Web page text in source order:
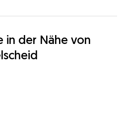
der Nähe von